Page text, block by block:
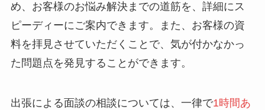
め、お客様のお悩み解決までの道筋を、詳細にス
ピーディーにご案内できます。また、お客様の資
料を拝見させていただくことで、気が付かなかっ
た問題点を発見することができます。
出張による面談の相談については、一律で1時間あ